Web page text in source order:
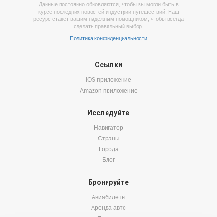
Данные постоянно обновляются, чтобы вы могли быть в
курсе последних новостей индустрии путешествий. Наш
ресурс станет вашим надежным помощником, чтобы всегда
сделать правильный выбор.
Политика конфиденциальности
Ссылки
IOS приложение
Amazon приложение
Исследуйте
Навигатор
Страны
Города
Блог
Бронируйте
Авиабилеты
Аренда авто